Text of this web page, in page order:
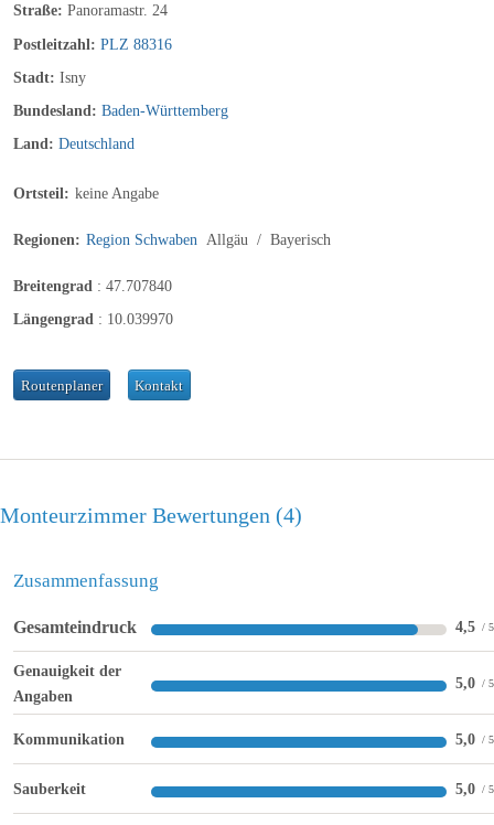
Straße: Panoramastr. 24
Postleitzahl: PLZ 88316
Stadt: Isny
Bundesland: Baden-Württemberg
Land: Deutschland
Ortsteil: keine Angabe
Regionen: Region Schwaben Allgäu / Bayerisch
Breitengrad : 47.707840
Längengrad : 10.039970
Routenplaner Kontakt
Monteurzimmer Bewertungen 4
Zusammenfassung
Gesamteindruck 4,5
Genauigkeit der
Angaben
5,0
Kommunikation 5,0
Sauberkeit 5,0